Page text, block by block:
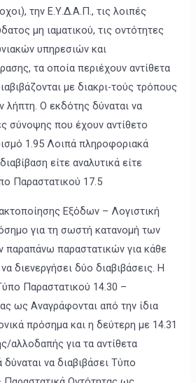
την Ε.Υ.Δ.Α.Π., τις λοιπές
μη ιαματικού, τις οντότητες
υπηρεσιών και
τα οποία περιέχουν αντίθετα
με διακρι-τούς τρόπους
λήπτη. Ο εκδότης δύναται να
σύνοψης που έχουν αντίθετο
1.95 Λοιπά πληροφοριακά
είτε αναλυτικά είτε
Παραστατικού 17.5
Εξόδων – Λογιστική
για τη σωστή κατανομή των
παραστατικών για κάθε
διενεργήσει δύο διαβιβάσεις. Η
Παραστατικού 14.30 –
ως Αναγράφονται από την ίδια
πρόσημα και η δεύτερη με 14.31
αλλοδαπής για τα αντίθετα
να διαβιβάσει Τύπο